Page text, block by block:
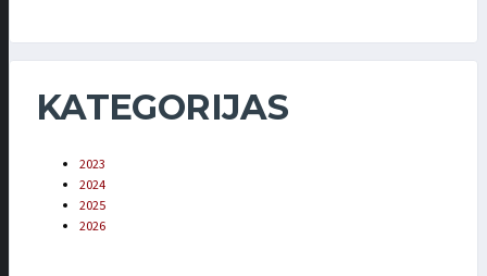
KATEGORIJAS
2023
2024
2025
2026